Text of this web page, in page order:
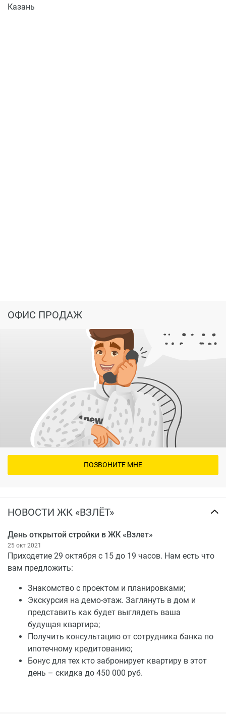
удобный маршрут в любой район города. Ближайшая
Казань
НОВОСТИ ЖК «ВЗЛЁТ»
День открытой стройки в ЖК «Взлет»
25 окт 2021
Приходетие 29 октября с 15 до 19 часов. Нам есть что
вам предложить:
Знакомство с проектом и планировками;
Экскурсия на демо-этаж. Заглянуть в дом и
представить как будет выглядеть ваша
будущая квартира;
Получить консультацию от сотрудника банка по
ипотечному кредитованию;
Бонус для тех кто забронирует квартиру в этот
день – скидка до 450 000 руб.
ОФИС ПРОДАЖ
ПОЗВОНИТЕ МНЕ